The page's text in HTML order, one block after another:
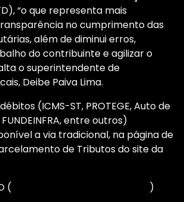
“o que representa mais
no cumprimento das
além de diminui erros,
do contribuinte e agilizar o
o superintendente de
Deibe Paiva Lima.
(ICMS-ST, PROTEGE, Auto de
entre outros)
a via tradicional, na página de
de Tributos do site da
( )